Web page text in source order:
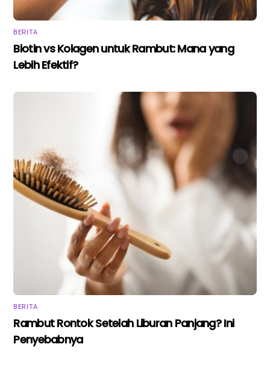
BERITA
Biotin vs Kolagen untuk Rambut: Mana yang
Lebih Efektif?
BERITA
Rambut Rontok Setelah Liburan Panjang? Ini
Penyebabnya